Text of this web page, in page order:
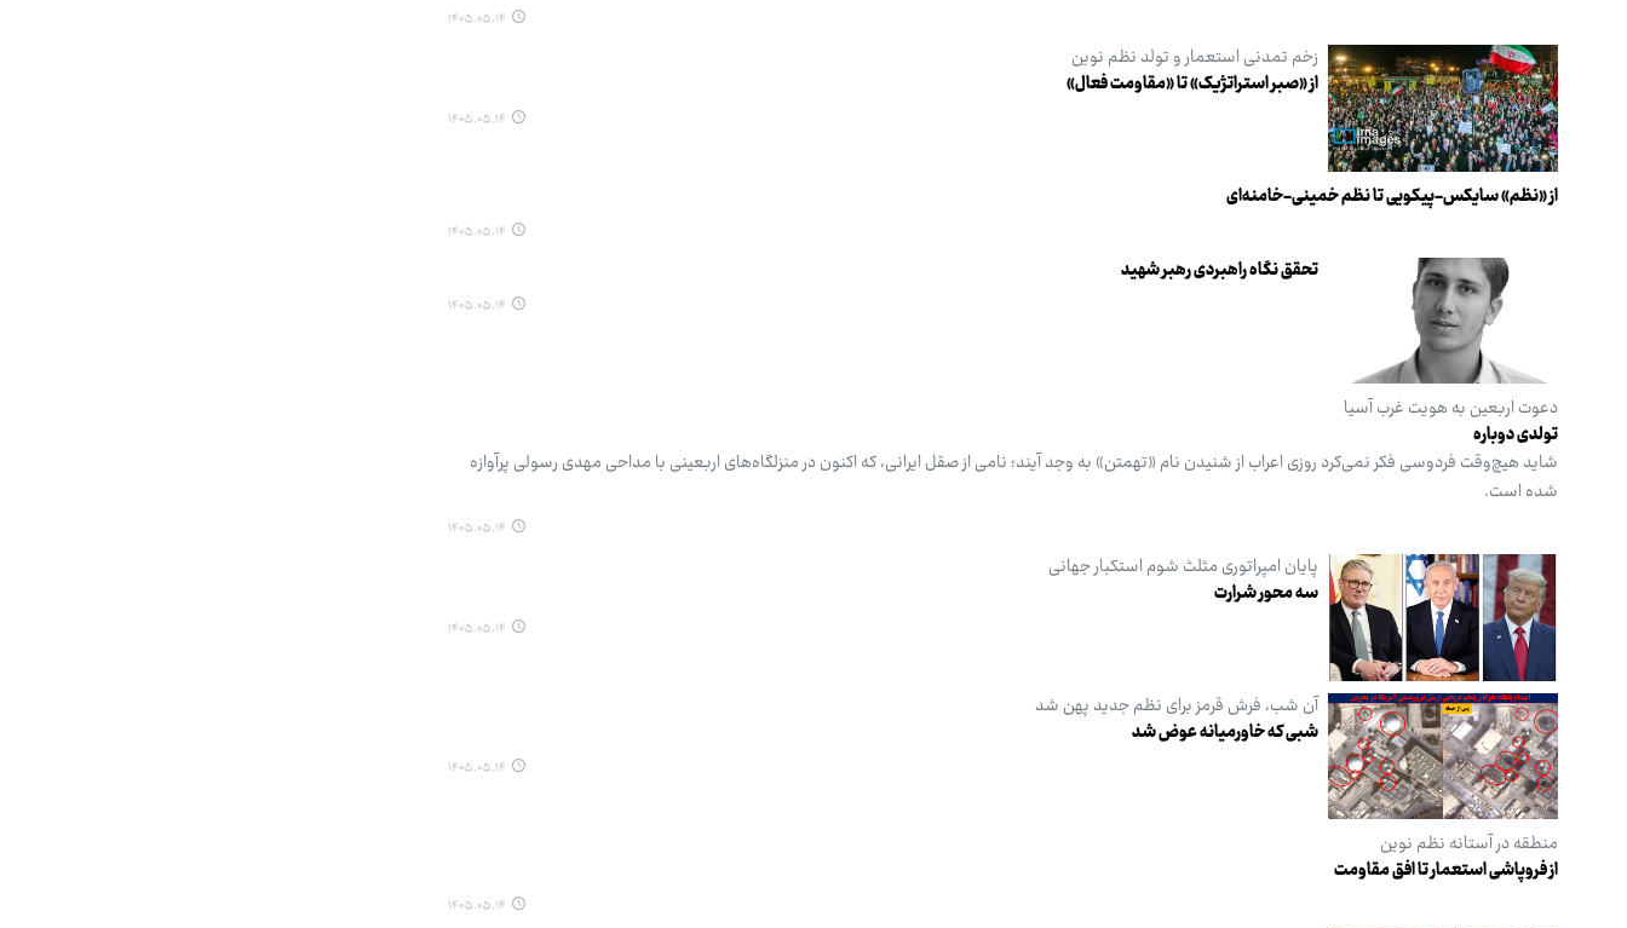
۱۴۰۵.۰۵.۱۴
زخم تمدنی استعمار و تولد نظم نوین
از «صبر استراتژیک» تا «مقاومت فعال»
۱۴۰۵.۰۵.۱۴
از «نظم» سایکس-پیکویی تا نظم خمینی-خامنه‌ای
۱۴۰۵.۰۵.۱۴
تحقق نگاه راهبردی رهبر شهید
۱۴۰۵.۰۵.۱۴
دعوت اربعین به هویت غرب آسیا
تولدی دوباره
شاید هیچ‌وقت فردوسی فکر نمی‌کرد روزی اعراب از شنیدن نام «تهمتن» به وجد آیند؛ نامی از صقل ایرانی، که اکنون در منزلگاه‌های اربعینی با مداحی مهدی رسولی پرآوازه
شده است.
۱۴۰۵.۰۵.۱۴
پایان امپراتوری مثلث شوم استکبار جهانی
سه‌ محور شرارت
۱۴۰۵.۰۵.۱۴
آن شب، فرش قرمز برای نظم جدید پهن شد
شبی که خاورمیانه عوض شد
۱۴۰۵.۰۵.۱۴
منطقه در آستانه نظم نوین
از فروپاشی استعمار تا افق مقاومت
۱۴۰۵.۰۵.۱۴